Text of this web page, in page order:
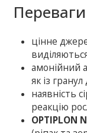
цінне
амонійний
як із
наявність
реакцію
OPTIPLON